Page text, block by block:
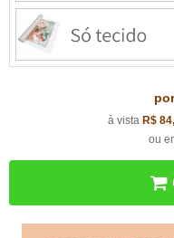
por
à vista R$
ou